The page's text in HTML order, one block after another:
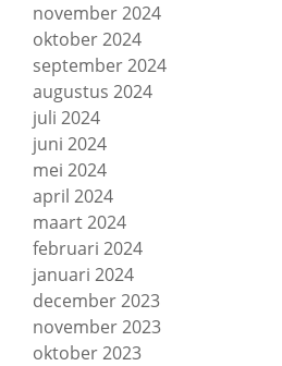
november 2024
oktober 2024
september 2024
augustus 2024
juli 2024
juni 2024
mei 2024
april 2024
maart 2024
februari 2024
januari 2024
december 2023
november 2023
oktober 2023